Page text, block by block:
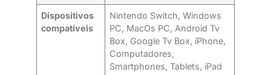
Dispositivos
compatíveis
Nintendo Switch, Windows
PC, MacOs PC, Android Tv
Box, Google Tv Box, iPhone,
Computadores,
Smartphones, Tablets, iPad